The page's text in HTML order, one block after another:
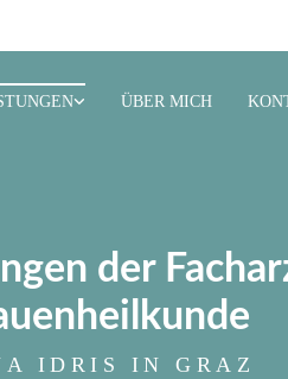
ÜBER MICH
der
IDRIS IN GRAZ